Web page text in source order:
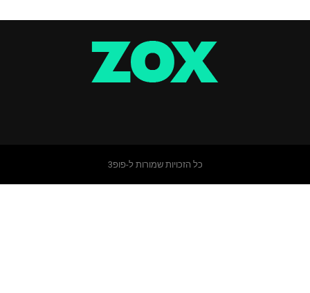
כל הזכויות שמורות ל-פופ3